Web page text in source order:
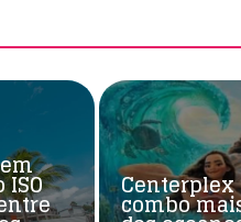
Centerplex
combo